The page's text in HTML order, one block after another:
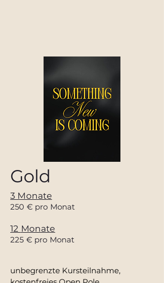
Gold
3 Monate
250 € pro Monat
12 Monate
225 € pro Monat
unbegrenzte Kursteilnahme,